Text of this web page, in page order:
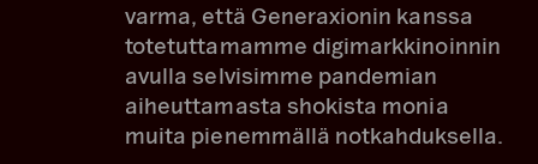
varma, että Generaxionin kanssa
totetuttamamme digimarkkinoinnin
avulla selvisimme pandemian
aiheuttamasta shokista monia
muita pienemmällä notkahduksella.